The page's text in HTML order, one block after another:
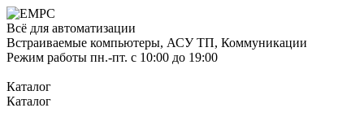
Всё для автоматизации
Встраиваемые компьютеры, АСУ ТП, Коммуникации
Режим работы пн.-пт. с 10:00 до 19:00
Каталог
Каталог